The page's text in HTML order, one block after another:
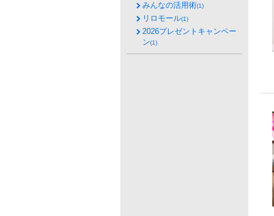
みんなの活用術(1)
リロモール(1)
2026プレゼントキャンペー
ン(1)